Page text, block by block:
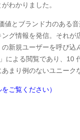
わかりました。
値とブランド力のある
グ情報を発信。それが
新規ユーザーを呼び
による閲覧であり、10
まり例のないユニーク
ご覧ください）